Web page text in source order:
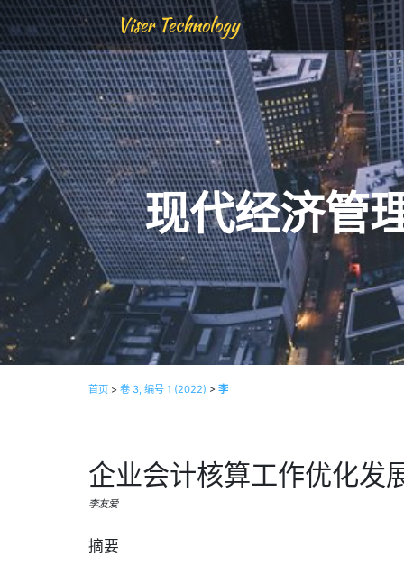
Viser Technology
现代经济管
首页 > 卷 3, 编号 1 (2022) > 李
企业会计核算工作优化发
李友爱
摘要